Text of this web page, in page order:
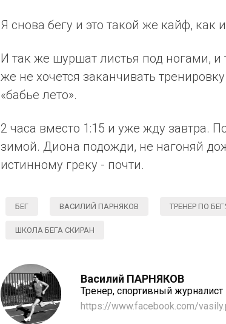
Я снова бегу и это такой же кайф, как
И так же шуршат листья под ногами, и
же не хочется заканчивать
«бабье лето».
2 часа вместо 1:15 и уже жду завтра.
зимой. Диона подожди, не нагоняй
истинному греку - почти.
БЕГ ВАСИЛИЙ ПАРНЯКОВ ТРЕНЕР ПО
ШКОЛА БЕГА СКИРАН
Василий ПАРНЯКОВ
Тренер, спортивный журналист
https://www.facebook.com/